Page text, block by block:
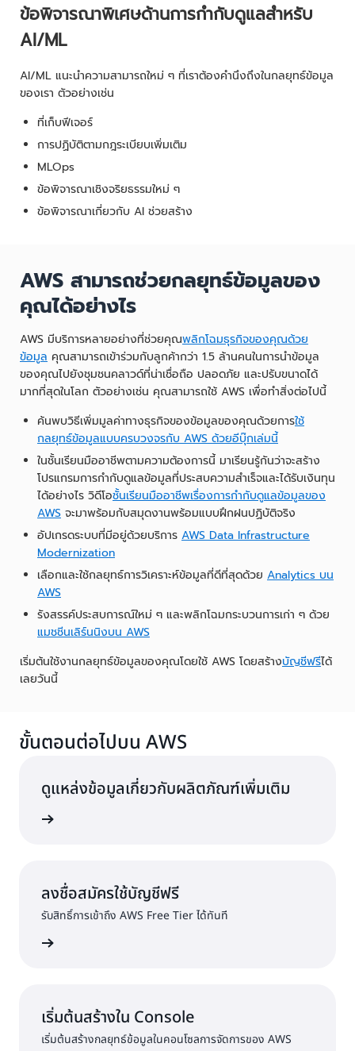
ข้อพิจารณาพิเศษด้านการกำกับดูแลสำหรับ
AI/ML
AI/ML แนะนำความสามารถใหม่ ๆ ที่เราต้องคำนึงถึงในกลยุทธ์ข้อมูล
ของเรา ตัวอย่างเช่น
ที่เก็บฟีเจอร์
การปฏิบัติตามกฎระเบียบเพิ่มเติม
MLOps
ข้อพิจารณาเชิงจริยธรรมใหม่ ๆ
ข้อพิจารณาเกี่ยวกับ AI ช่วยสร้าง
AWS สามารถช่วยกลยุทธ์ข้อมูลของ
คุณได้อย่างไร
AWS มีบริการหลายอย่างที่ช่วยคุณพลิกโฉมธุรกิจของคุณด้วย
ข้อมูล คุณสามารถเข้าร่วมกับลูกค้ากว่า 1.5 ล้านคนในการนำข้อมูล
ของคุณไปยังชุมชนคลาวด์ที่น่าเชื่อถือ ปลอดภัย และปรับขนาดได้
มากที่สุดในโลก ตัวอย่างเช่น คุณสามารถใช้ AWS เพื่อทำสิ่งต่อไปนี้
ค้นพบวิธีเพิ่มมูลค่าทางธุรกิจของข้อมูลของคุณด้วยการใช้
กลยุทธ์ข้อมูลแบบครบวงจรกับ AWS ด้วยอีบุ๊กเล่มนี้
ในชั้นเรียนมืออาชีพตามความต้องการนี้ มาเรียนรู้กันว่าจะสร้าง
โปรแกรมการกำกับดูแลข้อมูลที่ประสบความสำเร็จและได้รับเงินทุน
ได้อย่างไร วิดีโอชั้นเรียนมืออาชีพเรื่องการกำกับดูแลข้อมูลของ
AWS จะมาพร้อมกับสมุดงานพร้อมแบบฝึกฝนปฏิบัติจริง
อัปเกรดระบบที่มีอยู่ด้วยบริการ AWS Data Infrastructure
Modernization
เลือกและใช้กลยุทธ์การวิเคราะห์ข้อมูลที่ดีที่สุดด้วย Analytics บน
AWS
รังสรรค์ประสบการณ์ใหม่ ๆ และพลิกโฉมกระบวนการเก่า ๆ ด้วย
แมชชีนเลิร์นนิงบน AWS
เริ่มต้นใช้งานกลยุทธ์ข้อมูลของคุณโดยใช้ AWS โดยสร้างบัญชีฟรีได้
เลยวันนี้
ขั้นตอนต่อไปบน AWS
ดูแหล่งข้อมูลเกี่ยวกับผลิตภัณฑ์เพิ่มเติม
ลงชื่อสมัครใช้บัญชีฟรี
รับสิทธิ์การเข้าถึง AWS Free Tier ได้ทันที
เริ่มต้นสร้างใน Console
เริ่มต้นสร้างกลยุทธ์ข้อมูลในคอนโซลการจัดการของ AWS